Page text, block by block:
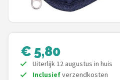
Camp
€ 5,80
Uiterlijk 12 augustus in huis
Inclusiefverzendkosten